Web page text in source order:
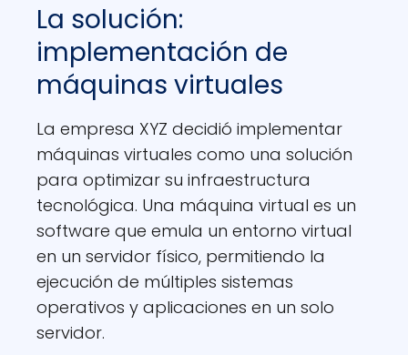
La solución:
implementación de
máquinas virtuales
La empresa XYZ decidió implementar
máquinas virtuales como una solución
para optimizar su infraestructura
tecnológica. Una máquina virtual es un
software que emula un entorno virtual
en un servidor físico, permitiendo la
ejecución de múltiples sistemas
operativos y aplicaciones en un solo
servidor.